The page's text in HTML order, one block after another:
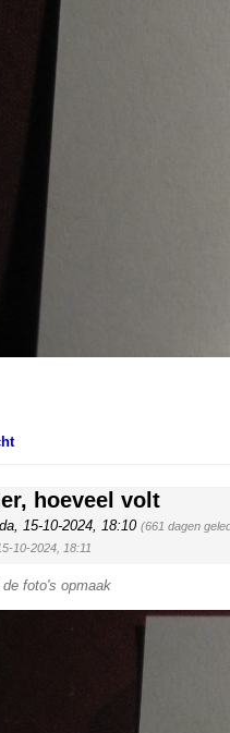
hoeveel volt
15-10-2024, 18:10 (661 dagen
10-2024, 18:11
foto's opmaak